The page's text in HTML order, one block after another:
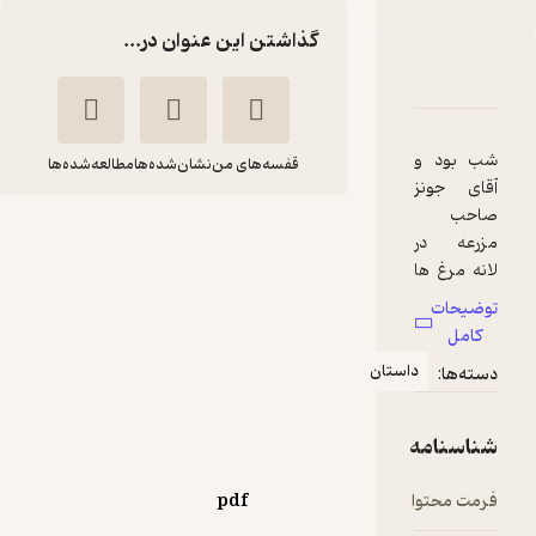
شب بود و
آقای جونز
صاحب
مزرعه در
لانه مرغ ها
را بست اما
چون خيلی
مست بود
يادش رفت،
ببندد.
فانوسی كه
در دستش
توضیحات
کامل
دسته‌ها:
داستان
شناسنامه
فرمت محتوا pdf
گذاشتن این عنوان در...
قفسه‌های من نشان‌شده‌هامطالعه‌شده‌ها